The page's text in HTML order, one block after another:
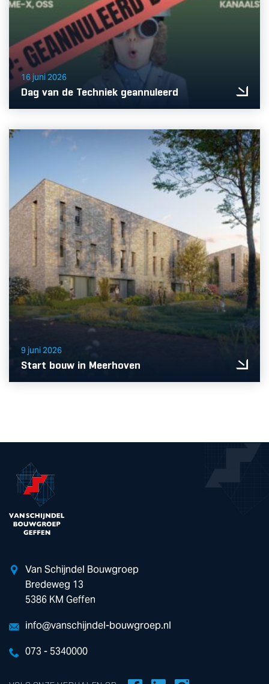
16 juni 2026
Dag van de Techniek geannuleerd
9 juni 2026
Start bouw in Meerhoven
Van Schijndel Bouwgroep
Bredeweg 13
5386 KM Geffen
info@vanschijndel-bouwgroep.nl
073 - 5340000